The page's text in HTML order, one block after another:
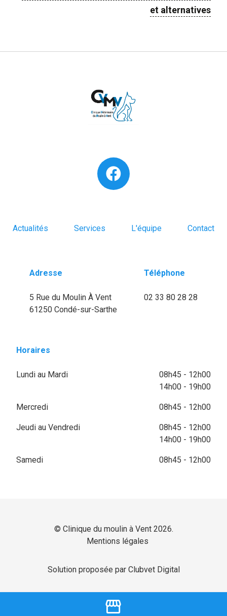
et alternatives
storefront
Actualités Services L'équipe Contact
Adresse
5 Rue du Moulin À Vent
61250 Condé-sur-Sarthe
Téléphone
02 33 80 28 28
Horaires
Lundi au Mardi
08h45 - 12h00
14h00 - 19h00
Mercredi 08h45 - 12h00
Jeudi au Vendredi
08h45 - 12h00
14h00 - 19h00
Samedi 08h45 - 12h00
© Clinique du moulin à Vent 2026.
Mentions légales
Solution proposée par Clubvet Digital